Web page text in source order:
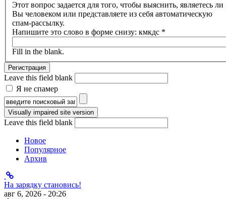
Этот вопрос задается для того, чтобы выяснить, являетесь ли
Вы человеком или представляете из себя автоматическую
спам-рассылку.
Напишите это слово в форме снизу: кмкдс *
Fill in the blank.
Leave this field blank
Я не спамер
Я спамер
Форма поиска
Leave this field blank
Новое
Популярное
Архив
На зарядку становись!
авг 6, 2026 - 20:26